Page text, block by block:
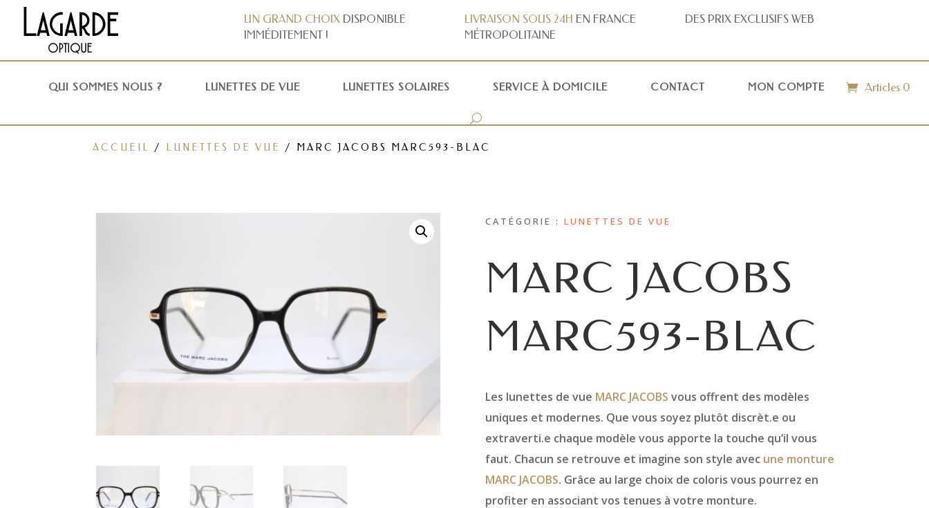
UN GRAND CHOIXDISPONIBLE
IMMÉDITEMENT !
LIVRAISON SOUS 24H EN FRANCE
MÉTROPOLITAINE
DES PRIX EXCLUSIFS WEB
QUI SOMMES NOUS ? LUNETTES DE VUE LUNETTES SOLAIRES SERVICE À DOMICILE CONTACT MON COMPTE Articles 0
ACCUEIL / LUNETTES DE VUE / MARC JACOBS MARC593-BLAC
CATÉGORIE : LUNETTES DE VUE
MARC JACOBS
MARC593-BLAC
Les lunettes de vue MARC JACOBS vous offrent des modèles
uniques et modernes. Que vous soyez plutôt discrèt.e ou
extraverti.e chaque modèle vous apporte la touche qu’il vous
faut. Chacun se retrouve et imagine son style avec une monture
MARC JACOBS. Grâce au large choix de coloris vous pourrez en
profiter en associant vos tenues à votre monture.